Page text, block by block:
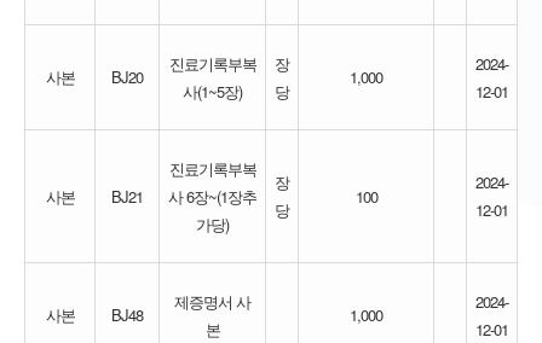
사본 BJ20
진료기록부복
사(1~5장)
장
당
1,000
2024-
12-01
사본 BJ21
진료기록부복
사 6장~(1장추
가당)
장
당
100
2024-
12-01
사본 BJ48
제증명서 사
본
1,000
2024-
12-01